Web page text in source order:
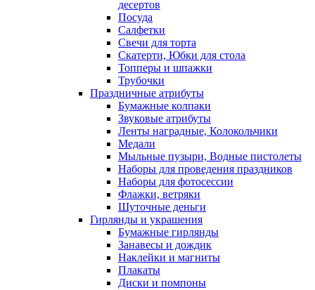
десертов
Посуда
Салфетки
Свечи для торта
Скатерти, Юбки для стола
Топперы и шпажки
Трубочки
Праздничные атрибуты
Бумажные колпаки
Звуковые атрибуты
Ленты наградные, Колокольчики
Медали
Мыльные пузыри, Водные пистолеты
Наборы для проведения праздников
Наборы для фотосессии
Флажки, ветряки
Шуточные деньги
Гирлянды и украшения
Бумажные гирлянды
Занавесы и дождик
Наклейки и магниты
Плакаты
Диски и помпоны